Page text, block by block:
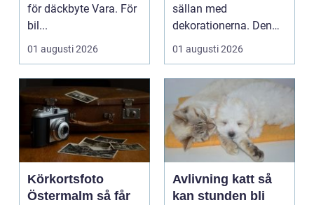
för däckbyte Vara. För
bil...
01 augusti 2026
sällan med
dekorationerna. Den
börjar i köket....
01 augusti 2026
Körkortsfoto
Östermalm så får
Avlivning katt så
kan stunden bli